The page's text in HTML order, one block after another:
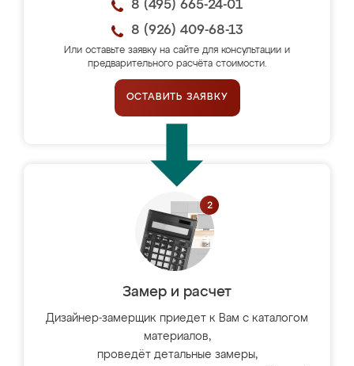
8 (495) 665-24-01
8 (926) 409-68-13
Или оставьте заявку на сайте для консультации и
предварительного расчёта стоимости.
ОСТАВИТЬ ЗАЯВКУ
Замер и расчет
Дизайнер-замерщик приедет к Вам с каталогом
материалов,
проведёт детальные замеры,